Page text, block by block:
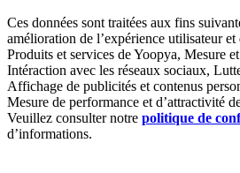
Ces données sont traitées aux fins
amélioration de l’expérience utilisateur et
Produits et services de Yoopya, Mesure
Intéraction avec les réseaux sociaux,
Affichage de publicités et contenus
Mesure de performance et d’attractivité
Veuillez consulter notre politique de
d’informations.